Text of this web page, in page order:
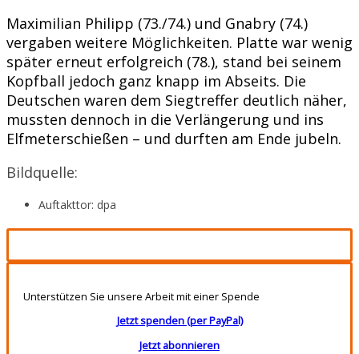
Maximilian Philipp (73./74.) und Gnabry (74.)
vergaben weitere Möglichkeiten. Platte war wenig
später erneut erfolgreich (78.), stand bei seinem
Kopfball jedoch ganz knapp im Abseits. Die
Deutschen waren dem Siegtreffer deutlich näher,
mussten dennoch in die Verlängerung und ins
Elfmeterschießen – und durften am Ende jubeln.
Bildquelle:
Auftakttor: dpa
Unterstützen Sie unsere Arbeit mit einer Spende
Jetzt spenden (per PayPal)
Jetzt abonnieren